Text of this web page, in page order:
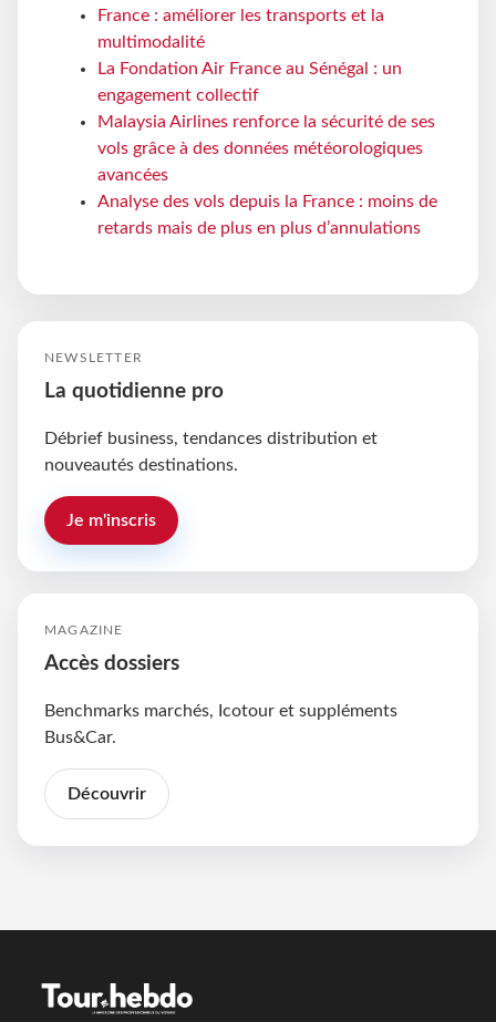
France : améliorer les transports et la
multimodalité
La Fondation Air France au Sénégal : un
engagement collectif
Malaysia Airlines renforce la sécurité de ses
vols grâce à des données météorologiques
avancées
Analyse des vols depuis la France : moins de
retards mais de plus en plus d’annulations
NEWSLETTER
La quotidienne pro
Débrief business, tendances distribution et
nouveautés destinations.
Je m'inscris
MAGAZINE
Accès dossiers
Benchmarks marchés, Icotour et suppléments
Bus&Car.
Découvrir